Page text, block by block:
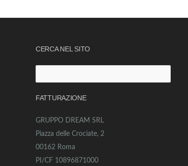
CERCA NEL SITO
per:
FATTURAZIONE
GRUPPO DREAM SRL
Piazza delle Crociate, 2
00162 Roma
PI/CF 10896871000